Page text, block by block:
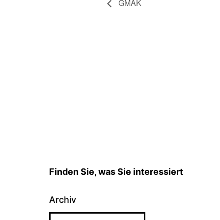
GMAK
Finden Sie, was Sie interessiert
Archiv